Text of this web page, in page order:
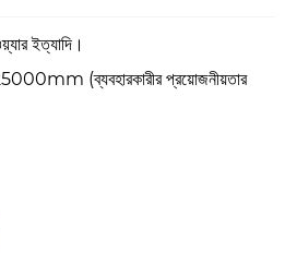
ইত্যাদি।
(ব্যবহারকারীর প্রয়োজনীয়তার